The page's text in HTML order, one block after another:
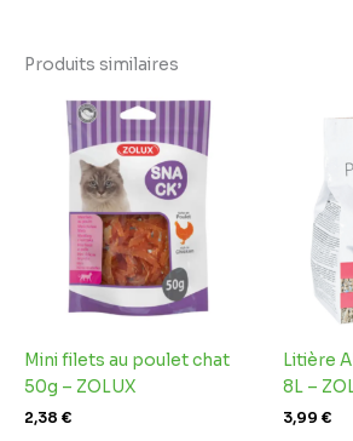
Produits similaires
Mini filets au poulet chat
50g – ZOLUX
2,38 €
Litière
8L –
3,99 €